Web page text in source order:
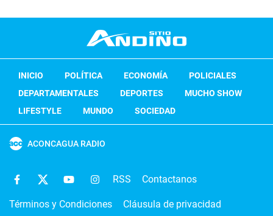
INICIO POLÍTICA ECONOMÍA
POLICIALES
DEPARTAMENTALES
DEPORTES
MUCHO SHOW
LIFESTYLE
MUNDO SOCIEDAD
ACONCAGUA RADIO
RSS Contactanos
Términos y Condiciones Cláusula de privacidad